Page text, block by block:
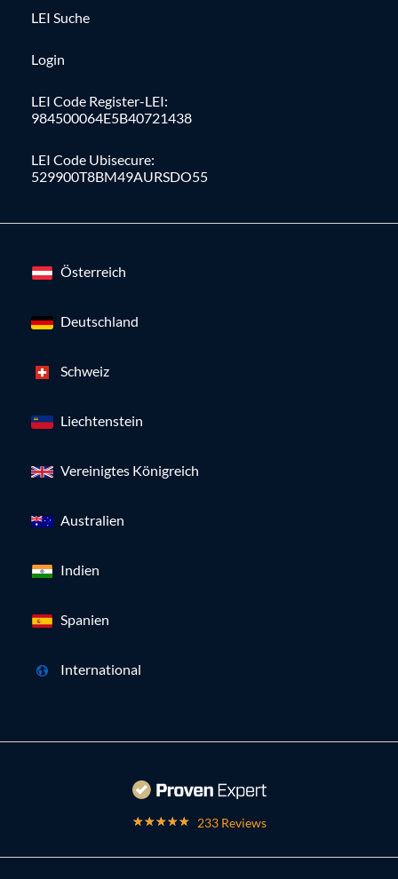
LEI Suche
Login
LEI Code Register-LEI:
984500064E5B40721438
LEI Code Ubisecure:
529900T8BM49AURSDO55
Österreich
Deutschland
Schweiz
Liechtenstein
Vereinigtes Königreich
Australien
Indien
Spanien
International
233 Reviews